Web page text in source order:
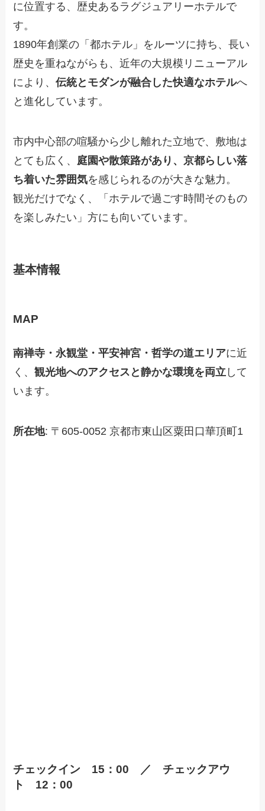
に位置する、歴史あるラグジュアリーホテルで
す。
1890年創業の「都ホテル」をルーツに持ち、長い
歴史を重ねながらも、近年の大規模リニューアル
により、伝統とモダンが融合した快適なホテルへ
と進化しています。
市内中心部の喧騒から少し離れた立地で、敷地は
とても広く、 庭園や散策路があり、京都らしい落
ち着いた雰囲気を感じられるのが大きな魅力。
観光だけでなく、「ホテルで過ごす時間そのもの
を楽しみたい」方にも向いています。
基本情報
MAP
南禅寺・永観堂・平安神宮・哲学の道エリアに近
く、観光地へのアクセスと静かな環境を両立 して
います。
所在地: 〒605-0052 京都市東山区粟田口華頂町1
チェックイン 15：00 ／ チェックアウ
ト 12：00